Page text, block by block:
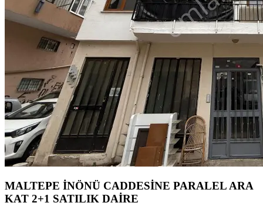
MALTEPE İNÖNÜ CADDESİNE PARALEL ARA
KAT 2+1 SATILIK DAİRE